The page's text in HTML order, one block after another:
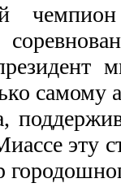
самому
эту